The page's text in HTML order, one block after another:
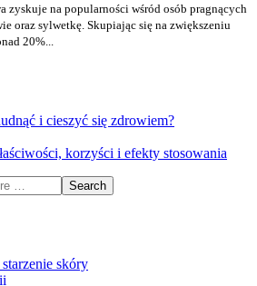
zyskuje na popularności wśród osób pragnących
oraz sylwetkę. Skupiając się na zwiększeniu
20%...
i cieszyć się zdrowiem?
korzyści i efekty stosowania
skóry